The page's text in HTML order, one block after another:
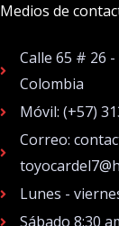
Medios de
Calle 65 # 26
Colombia
Móvil: (+57)
Correo:
Lunes -
Sábado 8:30